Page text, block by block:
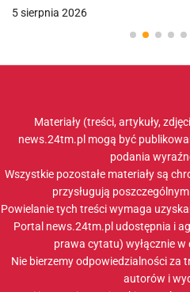
5 sierpnia 2026
Materiały (treści, artykuły,
news.24tm.pl mogą być
podania
Wszystkie pozostałe materiały są
przysługują
Powielanie tych treści wymaga
Portal news.24tm.pl udostępnia i
prawa cytatu) wyłącznie
Nie bierzemy odpowiedzialności za
autorów i